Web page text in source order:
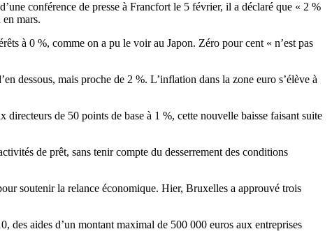
conférence de presse à Francfort le 5 février, il a déclaré que « 2 %
mars.
à 0 %, comme on a pu le voir au Japon. Zéro pour cent « n’est pas
dessous, mais proche de 2 %. L’inflation dans la zone euro s’élève à
directeurs de 50 points de base à 1 %, cette nouvelle baisse faisant suite
de prêt, sans tenir compte du desserrement des conditions
soutenir la relance économique. Hier, Bruxelles a approuvé trois
des aides d’un montant maximal de 500 000 euros aux entreprises